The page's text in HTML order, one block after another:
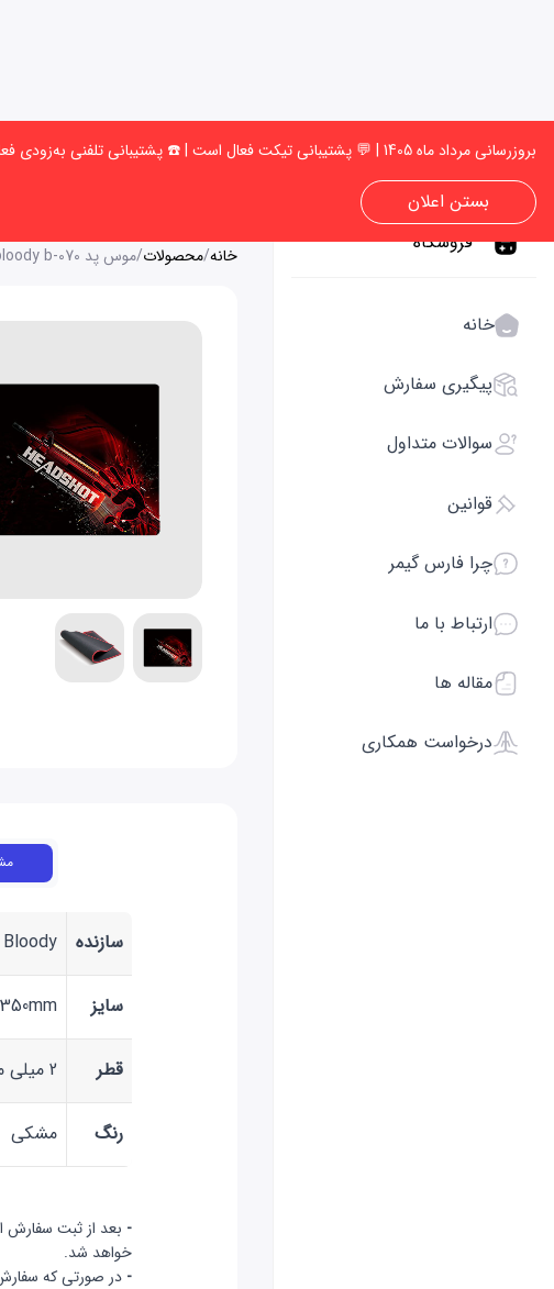
فروشگاه
خانه
پیگیری سفارش
سوالات متداول
قوانین
چرا فارس گیمر
ارتباط با ما
مقاله ها
درخواست همکاری
بروزرسانی مرداد ماه 1405 | 💬 پشتیبانی تیکت فعال است | ☎️ پشتیبانی تلفنی به‌زودی فعال میشود | 🚚 امکان انجام سفارش وجود دارد، می توانید سفارش خود را ثبت کنید ✅
بستن اعلان
خانه/محصولات/موس پد bloody b-070
سازنده
Bloody
سایز
قطر 2 میلی متر
رنگ مشکی
- بعد از ثبت سفارش
خواهد شد.
- در صورتی که